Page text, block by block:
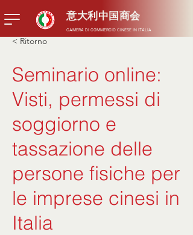
意大利中国商会
CAMERA DI COMMERCIO CINESE IN ITALIA
< Ritorno
Seminario online:
Visti, permessi di
soggiorno e
tassazione delle
persone fisiche per
le imprese cinesi in
Italia